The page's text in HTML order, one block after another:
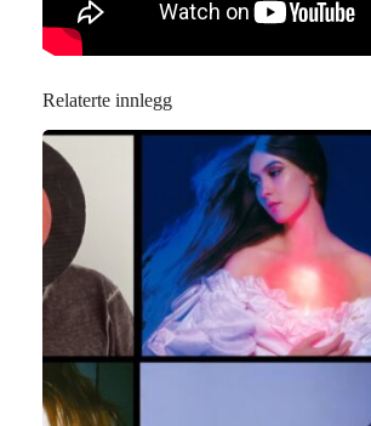
Relaterte innlegg